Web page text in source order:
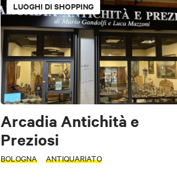
LUOGHI DI SHOPPING
Arcadia Antichità e
Preziosi
BOLOGNA ANTIQUARIATO
INTERESSI
Arte e Cultura
FILTRI
Accessibile
INTERESSI